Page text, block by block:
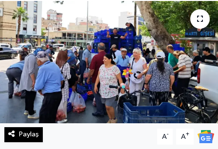
Paylaş A- A+
Kültür Sanat
Magazin
Manşet Altı
Manşetler
Resmi İlan
Sağlık